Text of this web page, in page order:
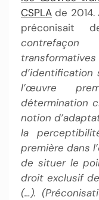
CSPLA de
préconisait
d’identification
l’œuvre
détermination
notion
la
première dans
de situer le
droit exclusif
(…).